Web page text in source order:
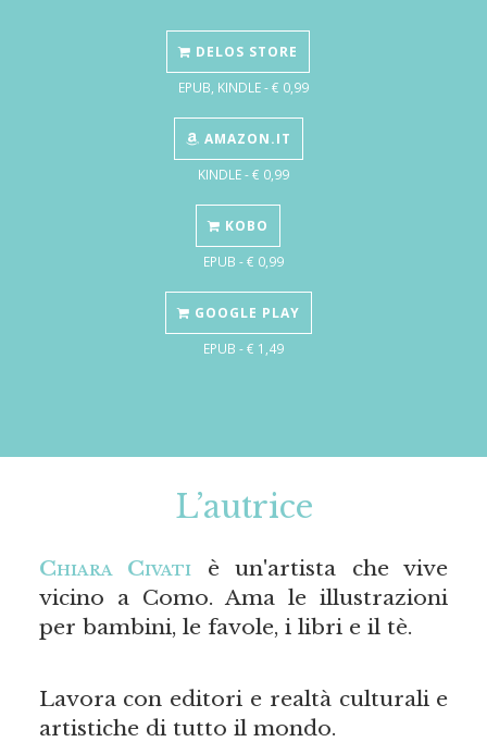
DELOS STORE
EPUB, KINDLE - € 0,99
AMAZON.IT
KINDLE - € 0,99
KOBO
EPUB - € 0,99
GOOGLE PLAY
EPUB - € 1,49
L’autrice
Chiara Civati è un'artista che vive
vicino a Como. Ama le illustrazioni
per bambini, le favole, i libri e il tè.
Lavora con editori e realtà culturali e
artistiche di tutto il mondo.